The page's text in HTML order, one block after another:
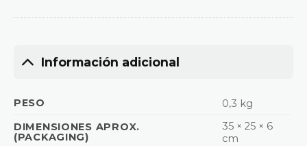
Información adicional
PESO
0,3 kg
DIMENSIONES APROX.
(PACKAGING)
35 × 25 × 6
cm